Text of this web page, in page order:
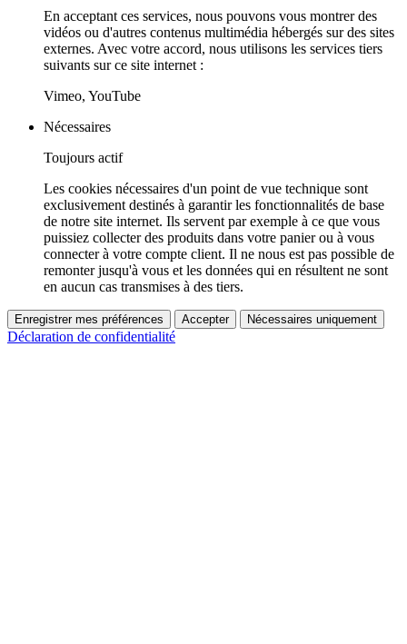
En acceptant ces services, nous pouvons vous montrer des
vidéos ou d'autres contenus multimédia hébergés sur des sites
externes. Avec votre accord, nous utilisons les services tiers
suivants sur ce site internet :
Vimeo, YouTube
Nécessaires
Toujours actif
Les cookies nécessaires d'un point de vue technique sont
exclusivement destinés à garantir les fonctionnalités de base
de notre site internet. Ils servent par exemple à ce que vous
puissiez collecter des produits dans votre panier ou à vous
connecter à votre compte client. Il ne nous est pas possible de
remonter jusqu'à vous et les données qui en résultent ne sont
en aucun cas transmises à des tiers.
Enregistrer mes préférences Accepter Nécessaires uniquement
Déclaration de confidentialité